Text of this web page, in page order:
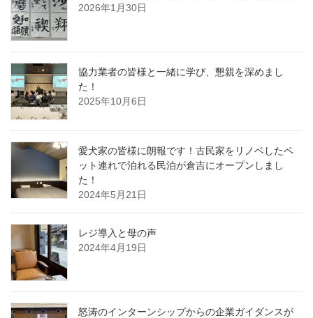
2026年1月30日
協力業者の皆様と一緒に学び、懇親を深めまし
た！
2025年10月6日
愛犬家の皆様に朗報です！古民家をリノベしたペ
ット連れで泊れる民泊が倉吉にオープンしまし
た！
2024年5月21日
レジ導入と母の声
2024年4月19日
怒涛のインターンシップからの企業ガイダンスが